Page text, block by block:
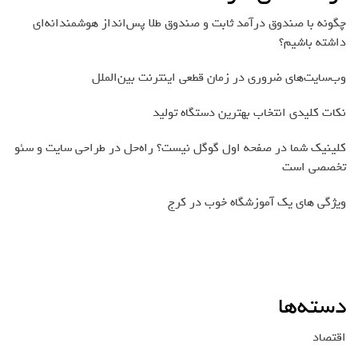
چگونه با صندوق درآمد ثابت و صندوق طلا پس‌انداز هوشمندانه‌ای
داشته باشیم؟
وب‌سایت‌های ضروری در زمان قطعی اینترنت بین‌الملل
نکات کلیدی انتخاب بهترین دستگاه تولید
کلینیک شما در صفحه اول گوگل نیست؟ راه‌حل در طراحی سایت و سئو
تخصصی است
ویژگی های یک آموزشگاه خوب در کرج
دسته‌ها
اقتصاد